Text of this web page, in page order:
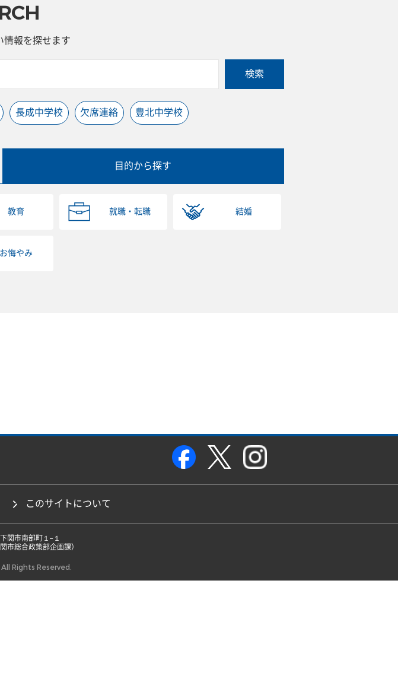
情報を探せます
検索
長成中学校 欠席連絡 豊北中学校
目的から探す
教育 就職・転職 結婚
お悔やみ
このサイトについて
市総合政策部企画課）
Rights Reserved.